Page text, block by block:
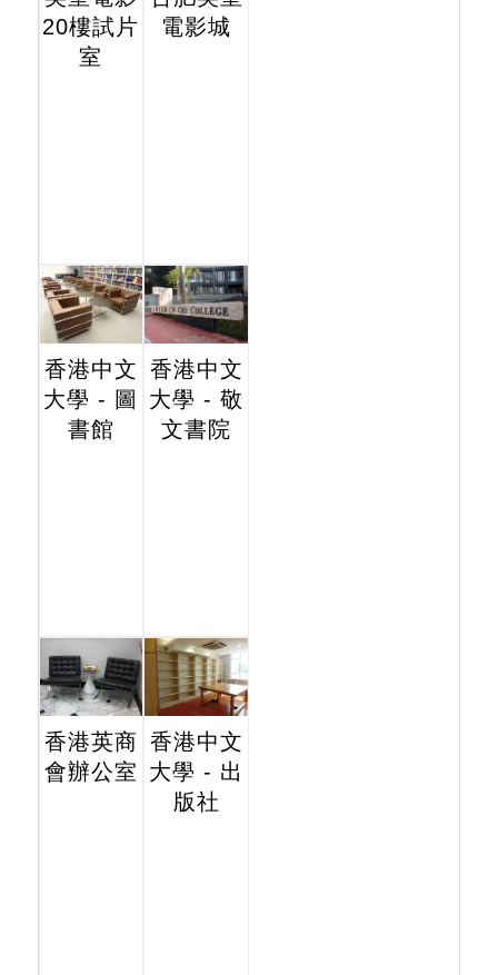
20樓試片
室
電影城
香港中文
大學 - 圖
書館
香港中文
大學 - 敬
文書院
香港英商
會辦公室
香港中文
大學 - 出
版社